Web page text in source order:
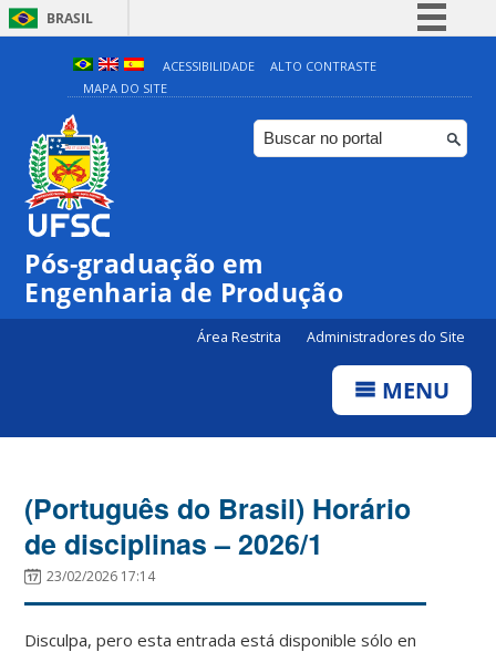
BRASIL
Simplifique!
Comunica BR
Participe
ACESSIBILIDADE
ALTO CONTRASTE
MAPA DO SITE
Pós-graduação em
Engenharia de Produção
Área Restrita Administradores do Site
MENU
(Português do Brasil) Horário
de disciplinas – 2026/1
23/02/2026 17:14
Disculpa, pero esta entrada está disponible sólo en